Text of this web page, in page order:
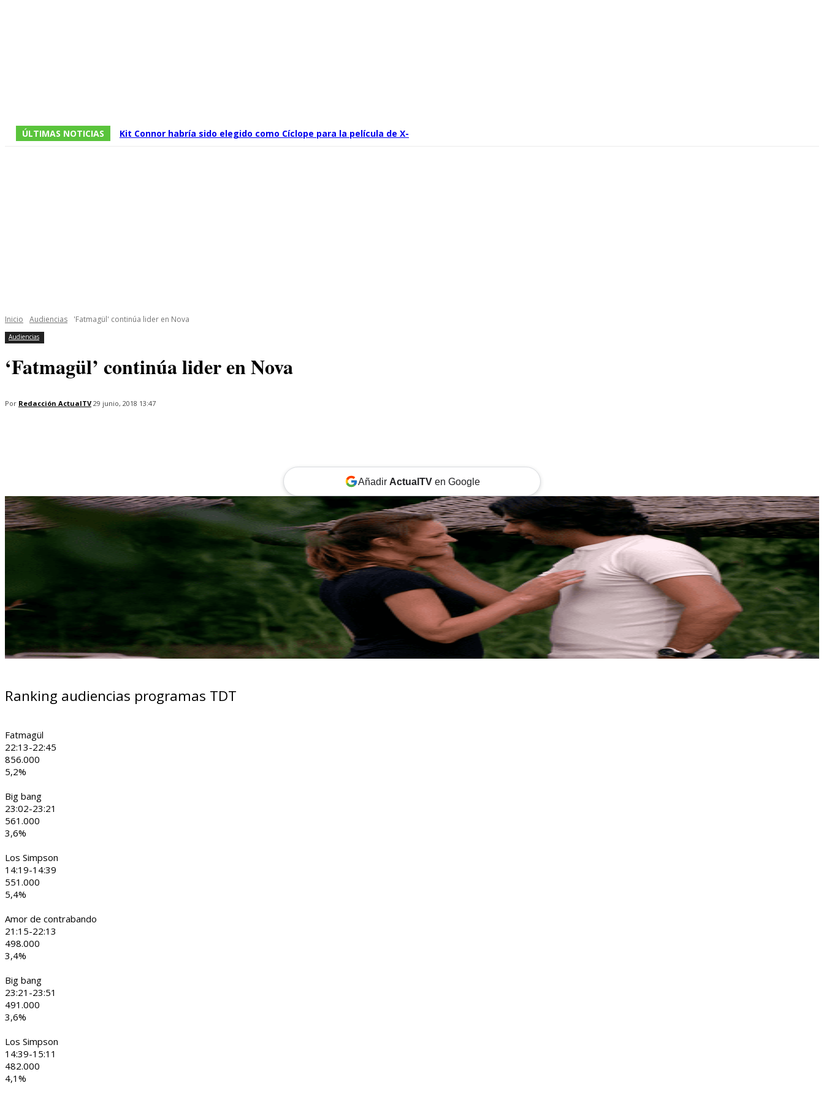
ÚLTIMAS NOTICIAS
Kit Connor habría sido elegido como Cíclope para la película de X-
Inicio Audiencias 'Fatmagül' continúa lider en Nova
Audiencias
‘Fatmagül’ continúa lider en Nova
Por Redacción ActualTV 29 junio, 2018 13:47
Añadir ActualTVen Google
Ranking audiencias programas TDT
Fatmagül
22:13-22:45
856.000
5,2%
Big bang
23:02-23:21
561.000
3,6%
Los Simpson
14:19-14:39
551.000
5,4%
Amor de contrabando
21:15-22:13
498.000
3,4%
Big bang
23:21-23:51
491.000
3,6%
Los Simpson
14:39-15:11
482.000
4,1%